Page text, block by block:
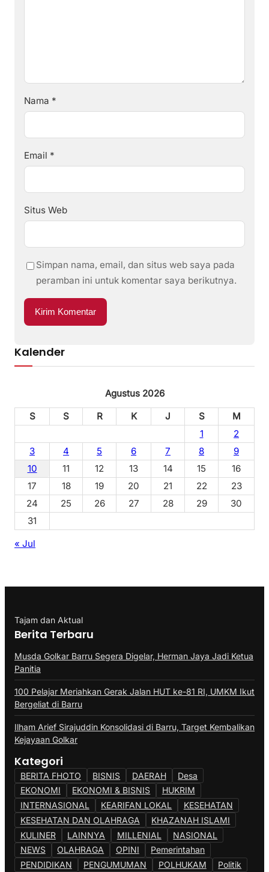
Nama *
Email *
Situs Web
Simpan nama, email, dan situs web saya pada
peramban ini untuk komentar saya berikutnya.
Kalender
Agustus 2026
S
S R K J S
M
1
2
3
4 5 6 7 8
9
10
11 12 13 14 15
16
17
18 19 20 21 22
23
24
25 26 27 28 29
30
31
« Jul
Tajam dan Aktual
Berita Terbaru
Musda Golkar Barru Segera Digelar, Herman Jaya Jadi Ketua
Panitia
100 Pelajar Meriahkan Gerak Jalan HUT ke-81 RI, UMKM Ikut
Bergeliat di Barru
Ilham Arief Sirajuddin Konsolidasi di Barru, Target Kembalikan
Kejayaan Golkar
Kategori
BERITA FHOTO BISNIS DAERAH
Desa
EKONOMI
EKONOMI & BISNIS
HUKRIM
INTERNASIONAL
KEARIFAN LOKAL
KESEHATAN
KESEHATAN DAN OLAHRAGA
KHAZANAH ISLAMI
KULINER
LAINNYA MILLENIAL
NASIONAL
NEWS
OLAHRAGA OPINI
Pemerintahan
PENDIDIKAN
PENGUMUMAN POLHUKAM Politik